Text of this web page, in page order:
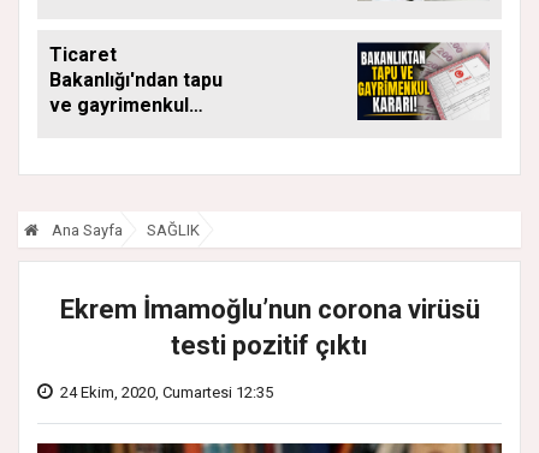
SÜRÜYOR
Ticaret
Bakanlığı'ndan tapu
ve gayrimenkul
yapamayacak
Ana Sayfa SAĞLIK
Ekrem İmamoğlu’nun corona virüsü
testi pozitif çıktı
24 Ekim, 2020, Cumartesi 12:35